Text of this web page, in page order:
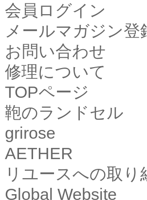
会員ログイン
メールマガジン登
お問い合わせ
修理について
TOPページ
鞄のランドセル
grirose
AETHER
リユースへの取り
Global Website